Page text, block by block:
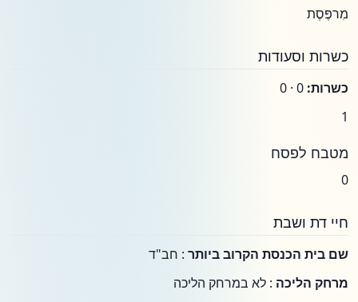
מִרפֶּסֶת
כשרות וסעודות
כשרות:
1
מטבח לפסח
0
חיי דת ושבת
שם בית הכנסת הקרוב ביותר : חב"ד
מרחק הליכה : לא במרחק הליכה